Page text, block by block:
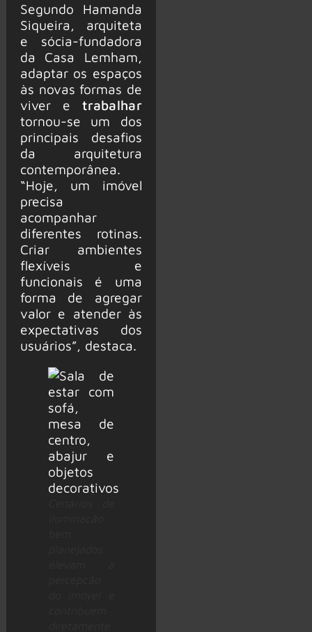
Segundo Hamanda
Siqueira, arquiteta
e sócia-fundadora
da Casa Lemham,
adaptar os espaços
às novas formas de
viver etrabalhar
tornou-se um dos
principais desafios
da arquitetura
contemporânea.
“Hoje, um imóvel
precisa
acompanhar
diferentes rotinas.
Criar ambientes
flexíveis e
funcionais é uma
forma de agregar
valor e atender às
expectativas dos
usuários”, destaca.